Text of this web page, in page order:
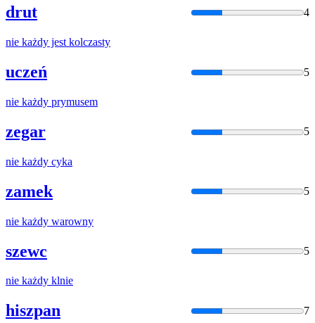
drut 4
nie każdy jest kolczasty
uczeń 5
nie każdy prymusem
zegar 5
nie każdy cyka
zamek 5
nie każdy warowny
szewc 5
nie każdy klnie
hiszpan 7